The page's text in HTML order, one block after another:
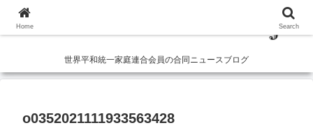
世界平和統一家庭連合会員の合同ニュースブログ
o0352021111933563428
Home Search